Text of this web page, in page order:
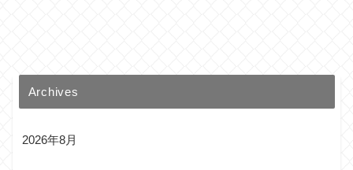
Archives
2026年8月